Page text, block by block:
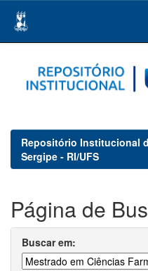
navigation
Repositório Institucional
Sergipe - RI/UFS
Página de
Buscar em: